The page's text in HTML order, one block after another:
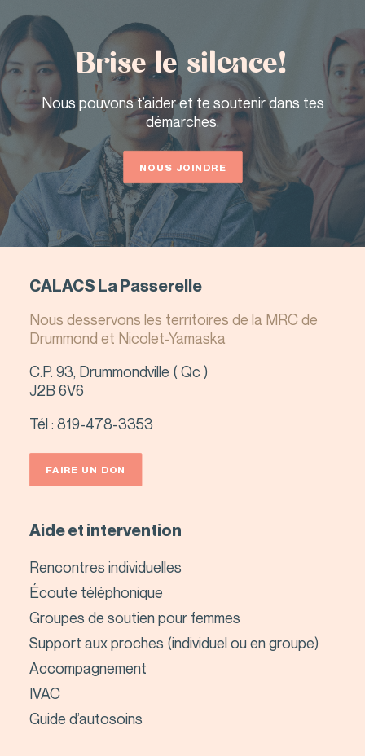
Brise le silence!
Nous pouvons t’aider et te soutenir dans tes
démarches.
NOUS JOINDRE
CALACS La Passerelle
Nous desservons les territoires de la MRC de
Drummond et Nicolet-Yamaska
C.P. 93, Drummondville ( Qc )
J2B 6V6
Tél : 819-478-3353
FAIRE UN DON
Aide et intervention
Rencontres individuelles
Écoute téléphonique
Groupes de soutien pour femmes
Support aux proches (individuel ou en groupe)
Accompagnement
IVAC
Guide d’autosoins